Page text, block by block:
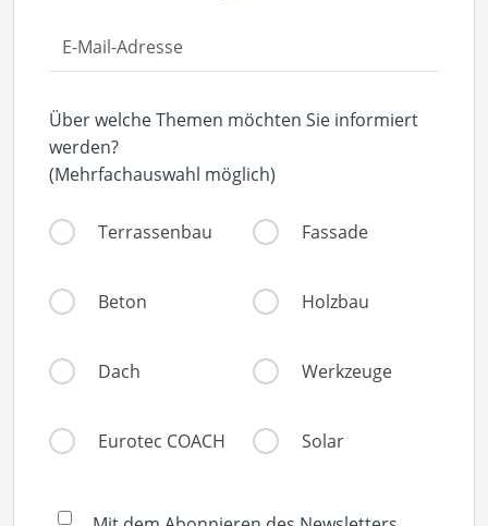
Über welche Themen möchten Sie informiert
werden?
(Mehrfachauswahl möglich)
Terrassenbau Fassade
Beton Holzbau
Dach Werkzeuge
Eurotec COACH Solar